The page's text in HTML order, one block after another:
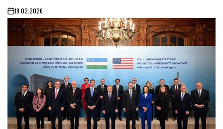
on19.02.2026